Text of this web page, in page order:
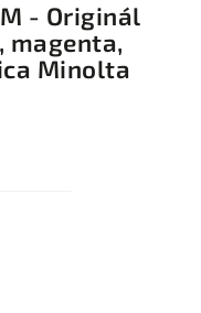
- Originál
magenta,
Minolta